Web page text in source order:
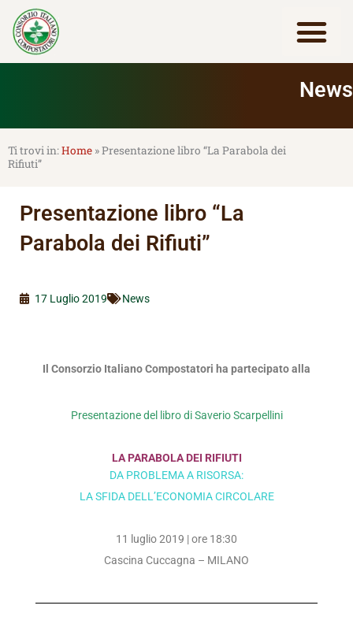
contenuto
News
Home »Presentazione libro “La Parabola dei
Rifiuti”
Presentazione libro “La
Parabola dei Rifiuti”
17 Luglio 2019 News
Il Consorzio Italiano Compostatori ha partecipato alla
Presentazione del libro di Saverio Scarpellini
LA PARABOLA DEI RIFIUTI
DA PROBLEMA A RISORSA:
LA SFIDA DELL’ECONOMIA CIRCOLARE
11 luglio 2019 | ore 18:30
Cascina Cuccagna – MILANO